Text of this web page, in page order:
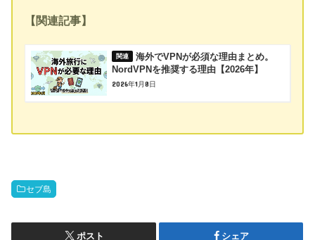
【関連記事】
海外でVPNが必須な理由まとめ。
NordVPNを推奨する理由【2026年】
2026年1月8日
セブ島
ポスト シェア